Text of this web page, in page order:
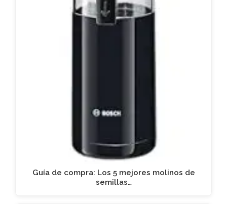
Guía de compra: Los 5 mejores molinos de
semillas…